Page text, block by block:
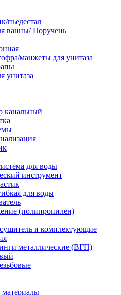
пьедестал
ванны/ Поручень
манжеты для унитаза
унитаза
канальный
для воды
инструмент
для воды
(полипропилен)
и комплектующие
металлические (ВГП)
материалы